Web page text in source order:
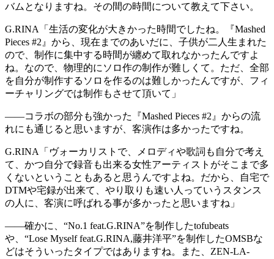
バムとなりますね。その間の時間について教えて下さい。
G.RINA
「生活の変化が大きかった時間でしたね。『Mashed
Pieces #2』から、現在までのあいだに、子供が二人生まれた
ので、制作に集中する時間が纏めて取れなかったんですよ
ね。なので、物理的にソロ作の制作が難しくて。ただ、全部
を自分が制作するソロを作るのは難しかったんですが、フィ
ーチャリングでは制作もさせて頂いて」
——コラボの部分も強かった『Mashed Pieces #2』からの流
れにも通じると思いますが、客演作は多かったですね。
G.RINA
「ヴォーカリストで、メロディや歌詞も自分で考え
て、かつ自分で録音も出来る女性アーティストがそこまで多
くないということもあると思うんですよね。だから、自宅で
DTMや宅録が出来て、やり取りも速い人っていうスタンス
の人に、客演に呼ばれる事が多かったと思いますね」
——確かに、“No.1 feat.G.RINA”を制作したtofubeats
や、“Lose Myself feat.G.RINA,藤井洋平”を制作したOMSBな
どはそういったタイプではありますね。また、ZEN-LA-